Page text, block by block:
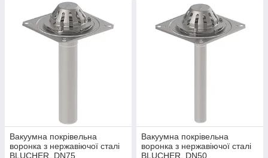
Вакуумна покрівельна
воронка з нержавіючої сталі
BLUCHER, DN75
Вакуумна покрівельна
воронка з нержавіючої сталі
BLUCHER, DN50